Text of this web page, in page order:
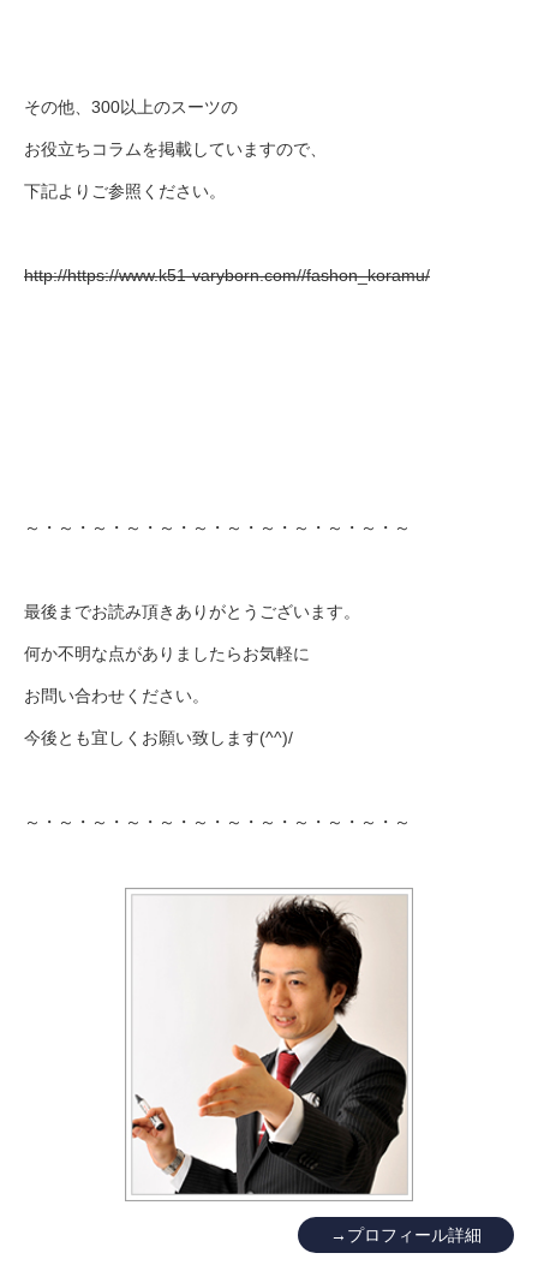
その他、300以上のスーツの
お役立ちコラムを掲載していますので、
下記よりご参照ください。
http://https://www.k51-varyborn.com//fashon_koramu/
～・～・～・～・～・～・～・～・～・～・～・～
最後までお読み頂きありがとうございます。
何か不明な点がありましたらお気軽に
お問い合わせください。
今後とも宜しくお願い致します(^^)/
～・～・～・～・～・～・～・～・～・～・～・～
→プロフィール詳細